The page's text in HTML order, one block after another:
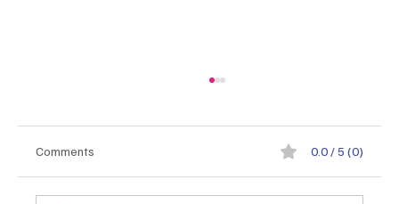
Comments 0.0 / 5 (0)